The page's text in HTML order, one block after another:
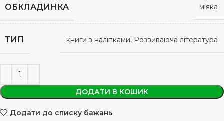
ОБКЛАДИНКА м'яка
ТИП книги з наліпками, Розвиваюча література
ДОДАТИ В КОШИК
Додати до списку бажань